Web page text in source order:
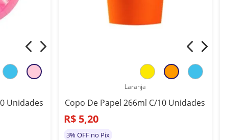
Unidades
Laranja
Copo De Papel 266ml C/10 Unidades
R$ 5,20
3% OFF no Pix